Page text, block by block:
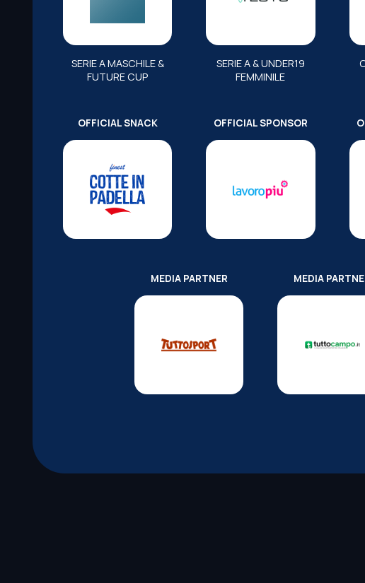
SERIE A MASCHILE &
FUTURE CUP
SERIE A & UNDER19
FEMMINILE
OFFICIAL SNACK OFFICIAL SPONSOR
MEDIA PARTNER MEDIA